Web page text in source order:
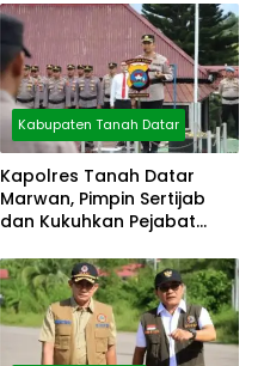
Kabupaten Tanah Datar
Kapolres Tanah Datar
Marwan, Pimpin Sertijab
dan Kukuhkan Pejabat